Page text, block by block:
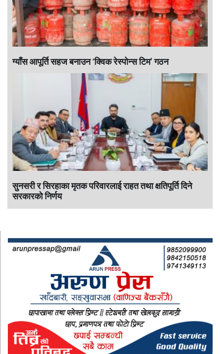
ग्याँस आपूर्ति सहज बनाउन ‘क्विक रेस्पोन्स टिम’ गठन
सुनसरी र सिरहाका मृतक परिवारलाई राहत तथा क्षतिपूर्ति दिने
सरकारकाे निर्णय